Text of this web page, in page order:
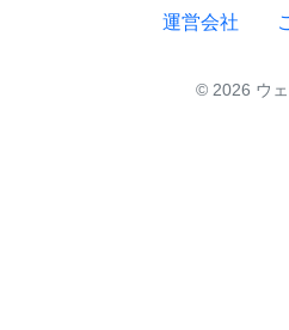
運営会社
© 2026 ウ